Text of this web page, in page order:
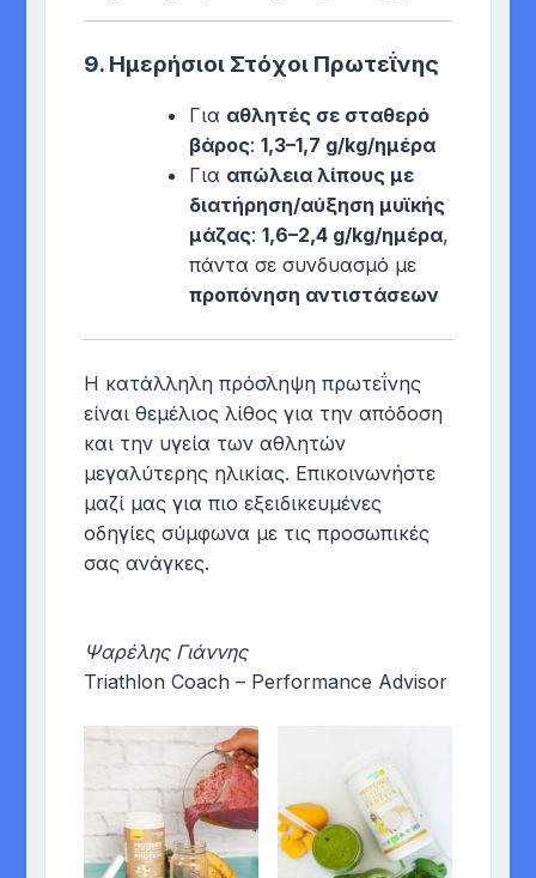
9. Ημερήσιοι Στόχοι Πρωτεΐνης
Για αθλητές σε σταθερό
βάρος:1,3–1,7 g/kg/ημέρα
Για απώλεια λίπους με
διατήρηση/αύξηση μυϊκής
μάζας:1,6–2,4 g/kg/ημέρα,
πάντα σε συνδυασμό με
προπόνηση αντιστάσεων
Η κατάλληλη πρόσληψη πρωτεΐνης
είναι θεμέλιος λίθος για την απόδοση
και την υγεία των αθλητών
μεγαλύτερης ηλικίας. Επικοινωνήστε
μαζί μας για πιο εξειδικευμένες
οδηγίες σύμφωνα με τις προσωπικές
σας ανάγκες.
Ψαρέλης Γιάννης
Triathlon Coach – Performance Advisor